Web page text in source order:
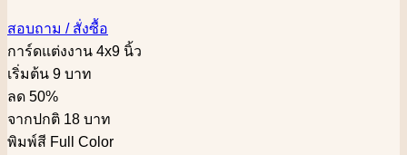
สอบถาม / สั่งซื้อ
การ์ดแต่งงาน 4x9 นิ้ว
เริ่มต้น 9 บาท
ลด 50%
จากปกติ 18 บาท
พิมพ์สี Full Color